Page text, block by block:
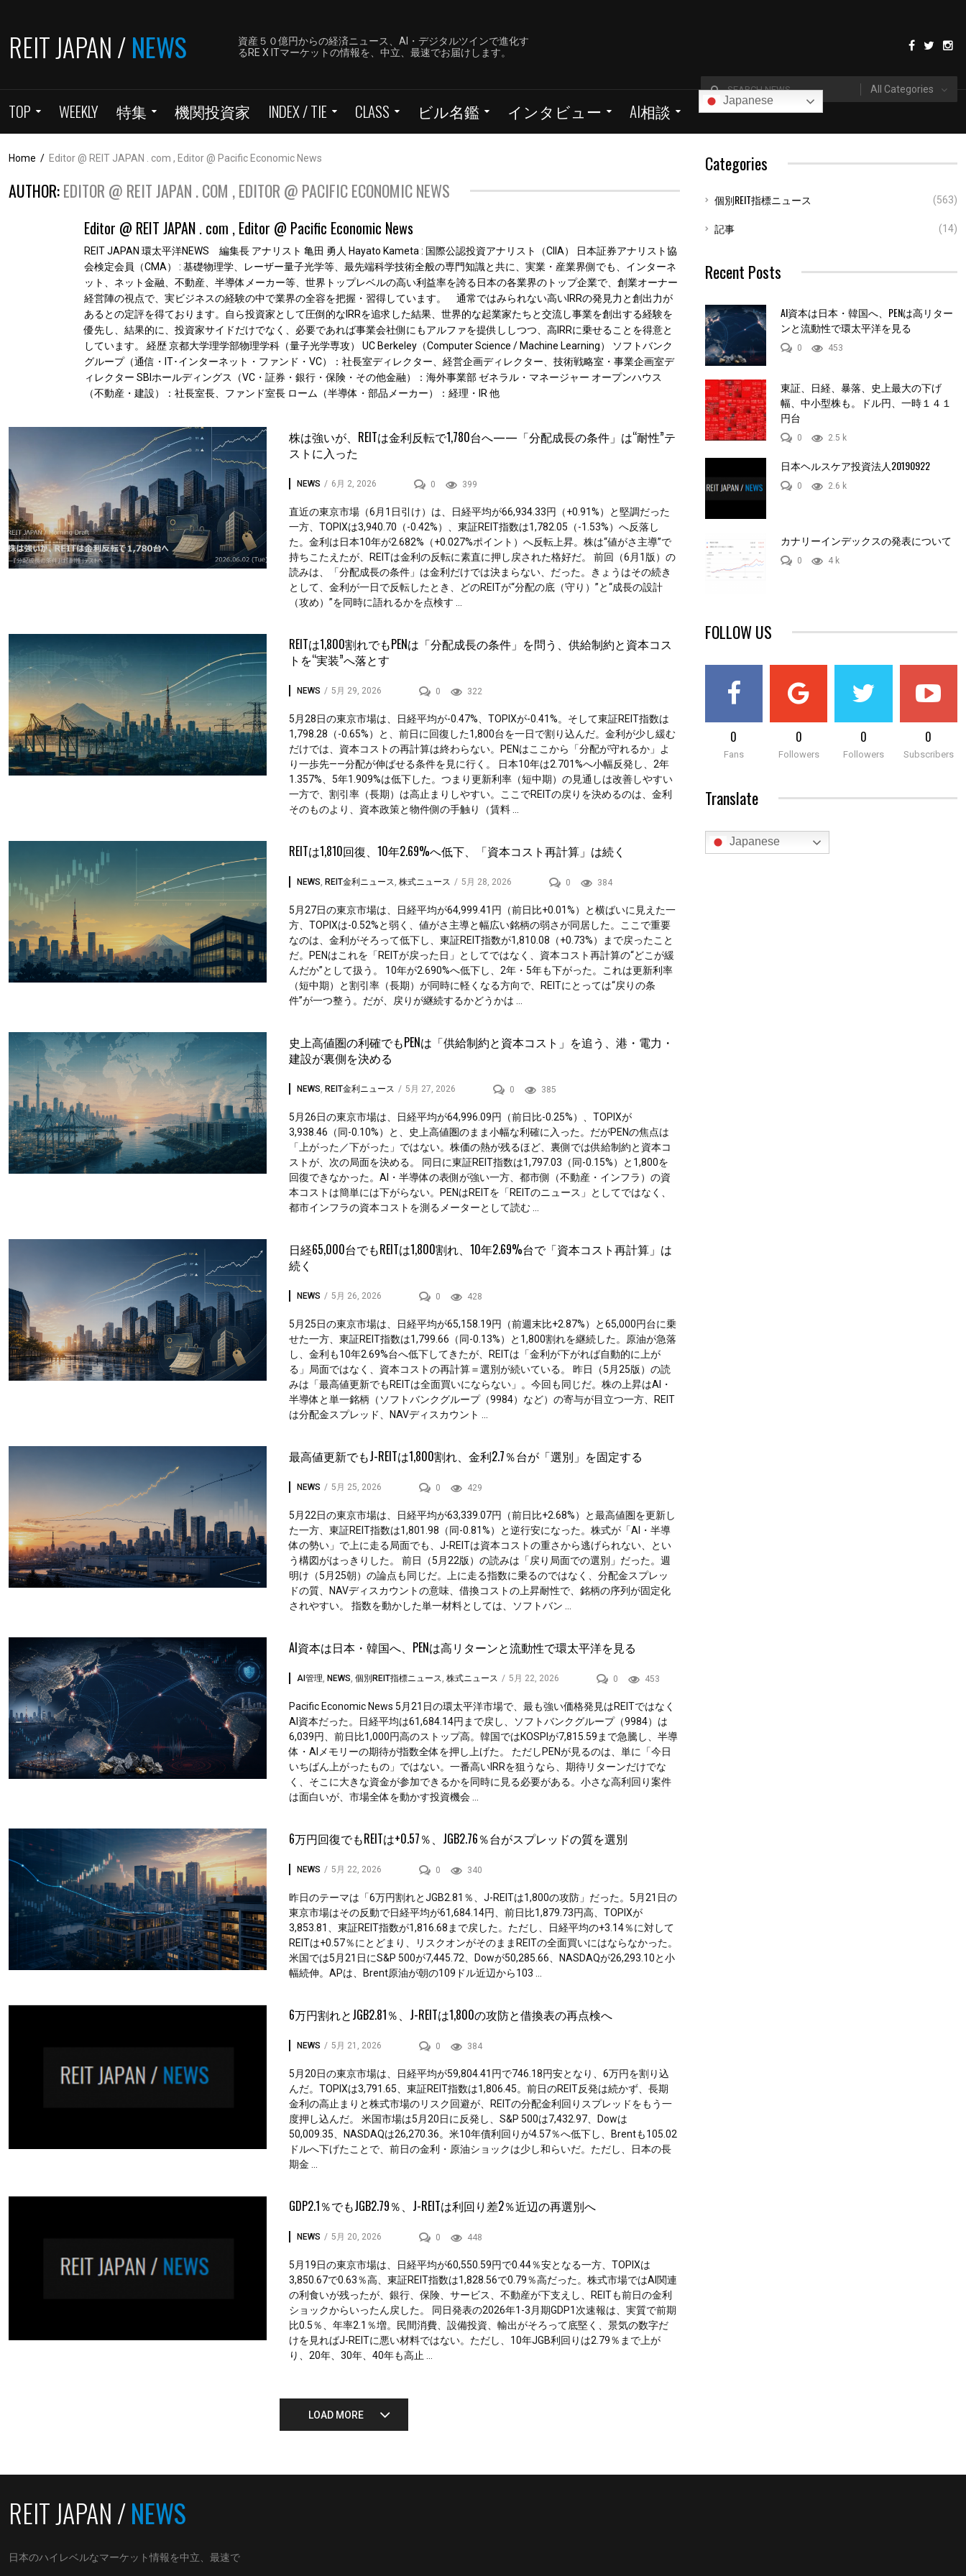
REIT JAPAN /NEWS
資産５０億円からの経済ニュース、AI・デジタルツインで進化す
るRE X ITマーケットの情報を、中立、最速でお届けします。
All Categories
TOP WEEKLY 特集 機関投資家 INDEX / TIE CLASS ビル名鑑 インタビュー AI相談 Japanese
Home / Editor @ REIT JAPAN . com , Editor @ Pacific Economic News
AUTHOR:EDITOR @ REIT JAPAN . COM , EDITOR @ PACIFIC ECONOMIC NEWS
Editor @ REIT JAPAN . com , Editor @ Pacific Economic News
REIT JAPAN 環太平洋NEWS 編集長 アナリスト 亀田 勇人 Hayato Kameta : 国際公認投資アナリスト（CIIA） 日本証券アナリスト協
会検定会員（CMA） : 基礎物理学、レーザー量子光学等、最先端科学技術全般の専門知識と共に、実業・産業界側でも、インターネ
ット、ネット金融、不動産、半導体メーカー等、世界トップレベルの高い利益率を誇る日本の各業界のトップ企業で、創業オーナー
経営陣の視点で、実ビジネスの経験の中で業界の全容を把握・習得しています。 通常ではみられない高いIRRの発見力と創出力が
あるとの定評を得ております。自ら投資家として圧倒的なIRRを追求した結果、世界的な起業家たちと交流し事業を創出する経験を
優先し、結果的に、投資家サイドだけでなく、必要であれば事業会社側にもアルファを提供ししつつ、高IRRに乗せることを得意と
しています。 経歴 京都大学理学部物理学科（量子光学専攻） UC Berkeley（Computer Science / Machine Learning） ソフトバンク
グループ（通信・IT･インターネット・ファンド・VC）：社長室ディレクター、経営企画ディレクター、技術戦略室・事業企画室デ
ィレクター SBIホールディングス（VC・証券・銀行・保険・その他金融）：海外事業部 ゼネラル・マネージャー オープンハウス
（不動産・建設）：社長室長、ファンド室長 ローム（半導体・部品メーカー）：経理・IR 他
株は強いが、REITは金利反転で1,780台へ——「分配成長の条件」は“耐性”テ
ストに入った
NEWS / 6月 2, 2026 0 399
直近の東京市場（6月1日引け）は、日経平均が66,934.33円（+0.91%）と堅調だった
一方、TOPIXは3,940.70（-0.42%）、東証REIT指数は1,782.05（-1.53%）へ反落し
た。金利は日本10年が2.682%（+0.027%ポイント）へ反転上昇。株は“値がさ主導”で
持ちこたえたが、REITは金利の反転に素直に押し戻された格好だ。 前回（6月1版）の
読みは、「分配成長の条件」は金利だけでは決まらない、だった。きょうはその続き
として、金利が一日で反転したとき、どのREITが“分配の底（守り）”と“成長の設計
（攻め）”を同時に語れるかを点検す ...
REITは1,800割れでもPENは「分配成長の条件」を問う、供給制約と資本コス
トを“実装”へ落とす
NEWS / 5月 29, 2026 0 322
5月28日の東京市場は、日経平均が-0.47%、TOPIXが-0.41%。そして東証REIT指数は
1,798.28（-0.65%）と、前日に回復した1,800台を一日で割り込んだ。金利が少し緩む
だけでは、資本コストの再計算は終わらない。PENはここから「分配が守れるか」よ
り一歩先——分配が伸ばせる条件を見に行く。 日本10年は2.701%へ小幅反発し、2年
1.357%、5年1.909%は低下した。つまり更新利率（短中期）の見通しは改善しやすい
一方で、割引率（長期）は高止まりしやすい。ここでREITの戻りを決めるのは、金利
そのものより、資本政策と物件側の手触り（賃料 ...
REITは1,810回復、10年2.69%へ低下、「資本コスト再計算」は続く
NEWS, REIT金利ニュース, 株式ニュース / 5月 28, 2026 0 384
5月27日の東京市場は、日経平均が64,999.41円（前日比+0.01%）と横ばいに見えた一
方、TOPIXは-0.52%と弱く、値がさ主導と幅広い銘柄の弱さが同居した。ここで重要
なのは、金利がそろって低下し、東証REIT指数が1,810.08（+0.73%）まで戻ったこと
だ。PENはこれを「REITが戻った日」としてではなく、資本コスト再計算の“どこが緩
んだか”として扱う。 10年が2.690%へ低下し、2年・5年も下がった。これは更新利率
（短中期）と割引率（長期）が同時に軽くなる方向で、REITにとっては“戻りの条
件”が一つ整う。だが、戻りが継続するかどうかは ...
史上高値圏の利確でもPENは「供給制約と資本コスト」を追う、港・電力・
建設が裏側を決める
NEWS, REIT金利ニュース / 5月 27, 2026 0 385
5月26日の東京市場は、日経平均が64,996.09円（前日比-0.25%）、TOPIXが
3,938.46（同-0.10%）と、史上高値圏のまま小幅な利確に入った。だがPENの焦点は
「上がった／下がった」ではない。株価の熱が残るほど、裏側では供給制約と資本コ
ストが、次の局面を決める。 同日に東証REIT指数は1,797.03（同-0.15%）と1,800を
回復できなかった。AI・半導体の表側が強い一方、都市側（不動産・インフラ）の資
本コストは簡単には下がらない。PENはREITを「REITのニュース」としてではなく、
都市インフラの資本コストを測るメーターとして読む ...
日経65,000台でもREITは1,800割れ、10年2.69%台で「資本コスト再計算」は
続く
NEWS / 5月 26, 2026 0 428
5月25日の東京市場は、日経平均が65,158.19円（前週末比+2.87%）と65,000円台に乗
せた一方、東証REIT指数は1,799.66（同-0.13%）と1,800割れを継続した。原油が急落
し、金利も10年2.69%台へ低下してきたが、REITは「金利が下がれば自動的に上が
る」局面ではなく、資本コストの再計算＝選別が続いている。 昨日（5月25版）の読
みは「最高値更新でもREITは全面買いにならない」。今回も同じだ。株の上昇はAI・
半導体と単一銘柄（ソフトバンクグループ（9984）など）の寄与が目立つ一方、REIT
は分配金スプレッド、NAVディスカウント ...
最高値更新でもJ-REITは1,800割れ、金利2.7％台が「選別」を固定する
NEWS / 5月 25, 2026 0 429
5月22日の東京市場は、日経平均が63,339.07円（前日比+2.68%）と最高値圏を更新し
た一方、東証REIT指数は1,801.98（同-0.81%）と逆行安になった。株式が「AI・半導
体の勢い」で上に走る局面でも、J-REITは資本コストの重さから逃げられない、とい
う構図がはっきりした。 前日（5月22版）の読みは「戻り局面での選別」だった。週
明け（5月25朝）の論点も同じだ。上に走る指数に乗るのではなく、分配金スプレッ
ドの質、NAVディスカウントの意味、借換コストの上昇耐性で、銘柄の序列が固定化
されやすい。 指数を動かした単一材料としては、ソフトバン ...
AI資本は日本・韓国へ、PENは高リターンと流動性で環太平洋を見る
AI管理, NEWS, 個別REIT指標ニュース, 株式ニュース / 5月 22, 2026 0 453
Pacific Economic News 5月21日の環太平洋市場で、最も強い価格発見はREITではなく
AI資本だった。日経平均は61,684.14円まで戻し、ソフトバンクグループ（9984）は
6,039円、前日比1,000円高のストップ高。韓国ではKOSPIが7,815.59まで急騰し、半導
体・AIメモリーの期待が指数全体を押し上げた。 ただしPENが見るのは、単に「今日
いちばん上がったもの」ではない。一番高いIRRを狙うなら、期待リターンだけでな
く、そこに大きな資金が参加できるかを同時に見る必要がある。小さな高利回り案件
は面白いが、市場全体を動かす投資機会 ...
6万円回復でもREITは+0.57％、JGB2.76％台がスプレッドの質を選別
NEWS / 5月 22, 2026 0 340
昨日のテーマは「6万円割れとJGB2.81％、J-REITは1,800の攻防」だった。5月21日の
東京市場はその反動で日経平均が61,684.14円、前日比1,879.73円高、TOPIXが
3,853.81、東証REIT指数が1,816.68まで戻した。ただし、日経平均の+3.14％に対して
REITは+0.57％にとどまり、リスクオンがそのままREITの全面買いにはならなかった。
米国では5月21日にS&P 500が7,445.72、Dowが50,285.66、NASDAQが26,293.10と小
幅続伸。APは、Brent原油が朝の109ドル近辺から103 ...
6万円割れとJGB2.81％、J-REITは1,800の攻防と借換表の再点検へ
NEWS / 5月 21, 2026 0 384
5月20日の東京市場は、日経平均が59,804.41円で746.18円安となり、6万円を割り込
んだ。TOPIXは3,791.65、東証REIT指数は1,806.45。前日のREIT反発は続かず、長期
金利の高止まりと株式市場のリスク回避が、REITの分配金利回りスプレッドをもう一
度押し込んだ。 米国市場は5月20日に反発し、S&P 500は7,432.97、Dowは
50,009.35、NASDAQは26,270.36。米10年債利回りが4.57％へ低下し、Brentも105.02
ドルへ下げたことで、前日の金利・原油ショックは少し和らいだ。ただし、日本の長
期金 ...
GDP2.1％でもJGB2.79％、J-REITは利回り差2％近辺の再選別へ
NEWS / 5月 20, 2026 0 448
5月19日の東京市場は、日経平均が60,550.59円で0.44％安となる一方、TOPIXは
3,850.67で0.63％高、東証REIT指数は1,828.56で0.79％高だった。株式市場ではAI関連
の利食いが残ったが、銀行、保険、サービス、不動産が下支えし、REITも前日の金利
ショックからいったん戻した。 同日発表の2026年1-3月期GDP1次速報は、実質で前期
比0.5％、年率2.1％増。民間消費、設備投資、輸出がそろって底堅く、景気の数字だ
けを見ればJ-REITに悪い材料ではない。ただし、10年JGB利回りは2.79％まで上が
り、20年、30年、40年も高止 ...
LOAD MORE
Categories
個別REIT指標ニュース (563)
記事 (14)
Recent Posts
AI資本は日本・韓国へ、PENは高リター
ンと流動性で環太平洋を見る
0 453
東証、日経、暴落、史上最大の下げ
幅、中小型株も。ドル円、一時１４１
円台
0 2.5 k
日本ヘルスケア投資法人20190922
0 2.6 k
カナリーインデックスの発表について
0 4 k
FOLLOW US
0
Fans
0
Followers
0
Followers
0
Subscribers
Translate
Japanese
REIT JAPAN /NEWS
日本のハイレベルなマーケット情報を中立、最速で